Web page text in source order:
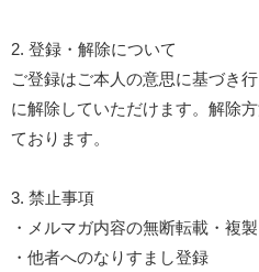
2. 登録・解除について
ご登録はご本人の意思に基づき
に解除していただけます。解除
ております。
3. 禁止事項
・メルマガ内容の無断転載・複
・他者へのなりすまし登録